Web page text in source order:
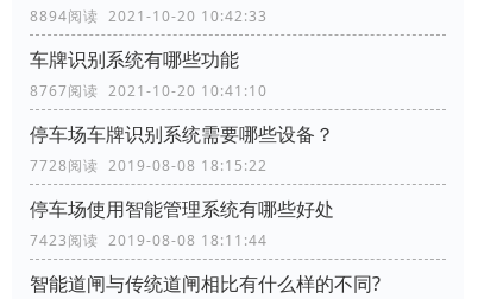
8894阅读 2021-10-20 10:42:33
车牌识别系统有哪些功能
8767阅读 2021-10-20 10:41:10
停车场车牌识别系统需要哪些设备？
7728阅读 2019-08-08 18:15:22
停车场使用智能管理系统有哪些好处
7423阅读 2019-08-08 18:11:44
智能道闸与传统道闸相比有什么样的不同?